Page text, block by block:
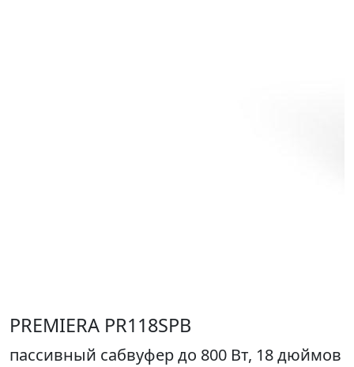
PREMIERA PR118SPB
пассивный сабвуфер до 800 Вт, 18 дюймов